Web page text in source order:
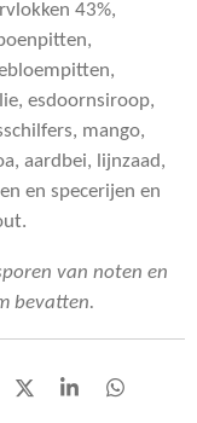
43%,
esdoornsiroop,
mango,
aardbei, lijnzaad,
en specerijen en
van noten en
bevatten.
D
S
D